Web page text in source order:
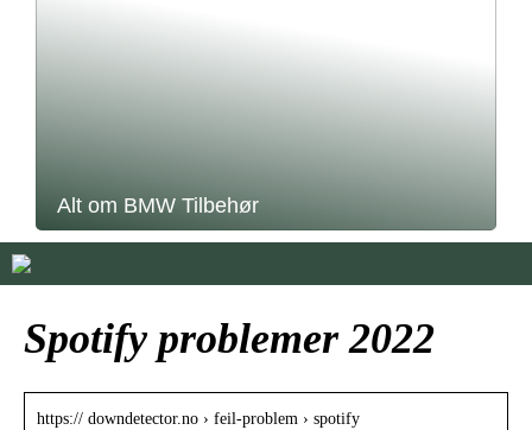
Alt om BMW Tilbehør
Spotify problemer 2022
https:// downdetector.no › feil-problem › spotify